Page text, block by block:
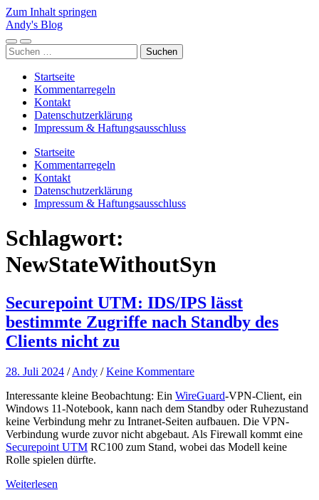
Zum Inhalt springen
Andy's Blog
Mobile-
Menü
Suchfeld
ein-/ausblenden
Suchen
nach:
Startseite
Kommentarregeln
Kontakt
Datenschutzerklärung
Impressum & Haftungsausschluss
Startseite
Kommentarregeln
Kontakt
Datenschutzerklärung
Impressum & Haftungsausschluss
Schlagwort:
NewStateWithoutSyn
Securepoint UTM: IDS/IPS lässt
bestimmte Zugriffe nach Standby des
Clients nicht zu
28. Juli 2024 /Andy /Keine Kommentare
Interessante kleine Beobachtung: Ein WireGuard-VPN-Client, ein
Windows 11-Notebook, kann nach dem Standby oder Ruhezustand
keine Verbindung mehr zu Intranet-Seiten aufbauen. Die VPN-
Verbindung wurde zuvor nicht abgebaut. Als Firewall kommt eine
Securepoint UTM RC100 zum Stand, wobei das Modell keine
Rolle spielen dürfte.
Weiterlesen